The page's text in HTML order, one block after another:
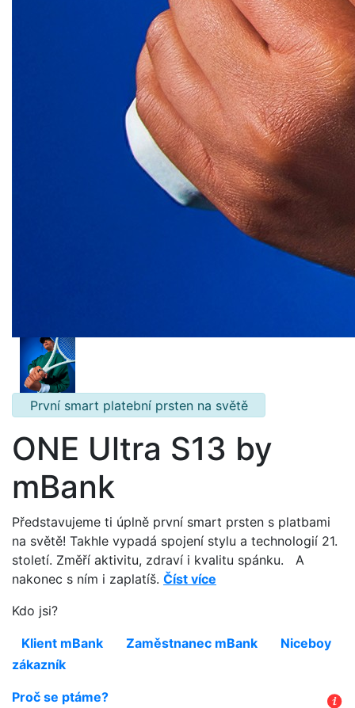
První smart platební prsten na světě
ONE Ultra S13 by
mBank
Představujeme ti úplně první smart prsten s platbami
na světě! Takhle vypadá spojení stylu a technologií 21.
století. Změří aktivitu, zdraví i kvalitu spánku. A
nakonec s ním i zaplatíš. Číst více
Kdo jsi?
Klient mBank Zaměstnanec mBank
Niceboy
zákazník
Proč se ptáme?